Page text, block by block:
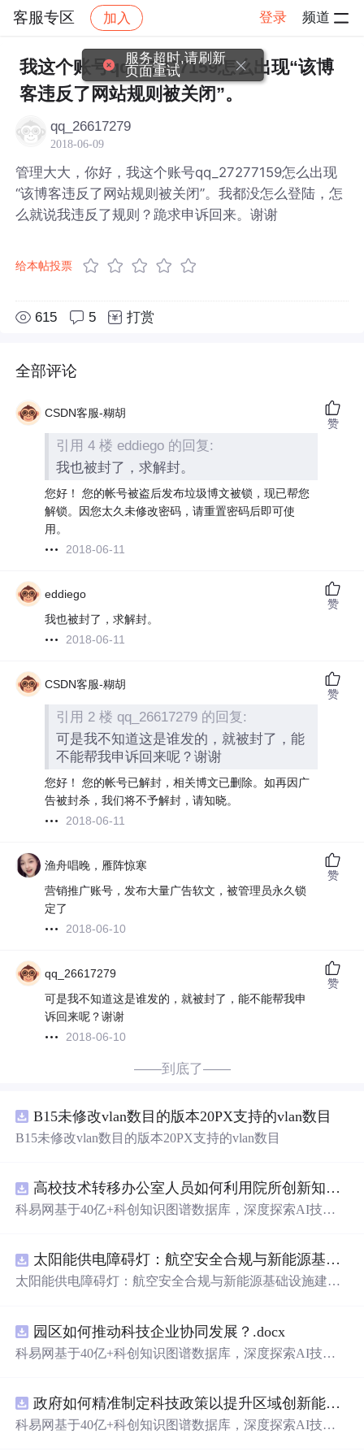
客服专区 加入 登录 频道
社区 客服专区 帖子详情
我这个账号qq_27277159怎么出现“该博
客违反了网站规则被关闭”。
qq_26617279
2018-06-09
管理大大，你好，我这个账号qq_27277159怎么出现
“该博客违反了网站规则被关闭”。我都没怎么登陆，怎
么就说我违反了规则？跪求申诉回来。谢谢
给本帖投票
615 5 打赏
全部评论
CSDN客服-糊胡
引用 4 楼 eddiego 的回复:
我也被封了，求解封。
您好！ 您的帐号被盗后发布垃圾博文被锁，现已帮您
解锁。因您太久未修改密码，请重置密码后即可使
用。
2018-06-11
赞
eddiego
我也被封了，求解封。
2018-06-11
赞
CSDN客服-糊胡
引用 2 楼 qq_26617279 的回复:
可是我不知道这是谁发的，就被封了，能
不能帮我申诉回来呢？谢谢
您好！ 您的帐号已解封，相关博文已删除。如再因广
告被封杀，我们将不予解封，请知晓。
2018-06-11
赞
渔舟唱晚，雁阵惊寒
营销推广账号，发布大量广告软文，被管理员永久锁
定了
2018-06-10
赞
qq_26617279
可是我不知道这是谁发的，就被封了，能不能帮我申
诉回来呢？谢谢
2018-06-10
赞
——到底了——
B15未修改vlan数目的版本20PX支持的vlan数目
B15未修改vlan数目的版本20PX支持的vlan数目
高校技术转移办公室人员如何利用院所创新知识图谱发现技术转化瓶颈？.docx
科易网基于40亿+科创知识图谱数据库，深度探索AI技术
新领域的AI+数智化解决方案，推动科技创新与产业创新
智能化发展。
太阳能供电障碍灯：航空安全合规与新能源基础设施建设驱动的离网照明市场.docx
太阳能供电障碍灯：航空安全合规与新能源基础设施建设
园区如何推动科技企业协同发展？.docx
科易网基于40亿+科创知识图谱数据库，深度探索AI技术
新领域的AI+数智化解决方案，推动科技创新与产业创新
智能化发展。
政府如何精准制定科技政策以提升区域创新能力？.docx
科易网基于40亿+科创知识图谱数据库，深度探索AI技术
服务超时,请刷新
页面重试